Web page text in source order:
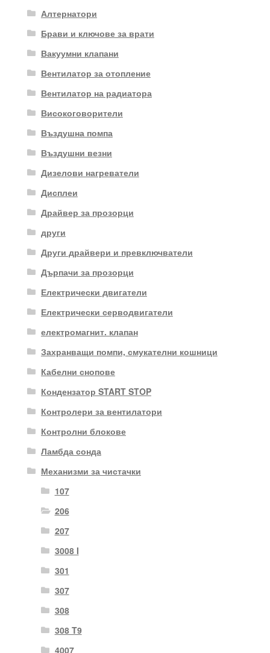
Алтернатори
Брави и ключове за врати
Вакуумни клапани
Вентилатор за отопление
Вентилатор на радиатора
Високоговорители
Въздушна помпа
Въздушни везни
Дизелови нагреватели
Дисплеи
Драйвер за прозорци
други
Други драйвери и превключватели
Дърпачи за прозорци
Електрически двигатели
Електрически серводвигатели
електромагнит. клапан
Захранващи помпи, смукателни кошници
Кабелни снопове
Кондензатор START STOP
Контролери за вентилатори
Контролни блокове
Ламбда сонда
Механизми за чистачки
107
206
207
3008 I
301
307
308
308 T9
4007